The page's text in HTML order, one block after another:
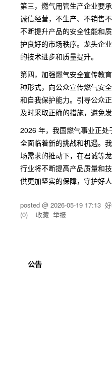
第三，燃气用管生产企业要
诚信经营，不生产、不销售
不断提升产品的安全性能和
护良好的市场秩序。龙头企
的技术进步和质量提升。
第四，加强燃气安全宣传教
种形式，向公众宣传燃气安
和自我保护能力。引导公众
及时采取正确的措施，避免发
2026 年，我国燃气事业正
全面临着新的挑战和机遇。
场需求的推动下，在君诚等
行业将不断提高产品质量和
供更加坚实的保障，守护好
posted @ 2026-05-19 17:13
(0) 收藏 举报
公告